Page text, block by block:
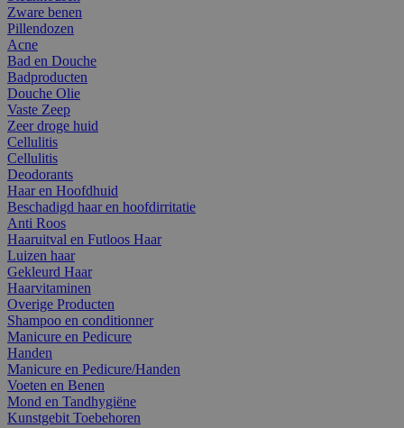
Zware benen
Pillendozen
Acne
Bad en Douche
Badproducten
Douche Olie
Vaste Zeep
Zeer droge huid
Cellulitis
Cellulitis
Deodorants
Haar en Hoofdhuid
Beschadigd haar en hoofdirritatie
Anti Roos
Haaruitval en Futloos Haar
Luizen haar
Gekleurd Haar
Haarvitaminen
Overige Producten
Shampoo en conditionner
Manicure en Pedicure
Handen
Manicure en Pedicure/Handen
Voeten en Benen
Mond en Tandhygiëne
Kunstgebit Toebehoren